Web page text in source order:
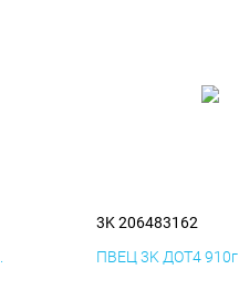
3K 206483162
ПВЕЦ 3K ДОТ4 910г